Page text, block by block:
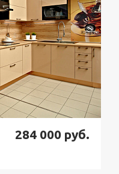
284 000 руб.